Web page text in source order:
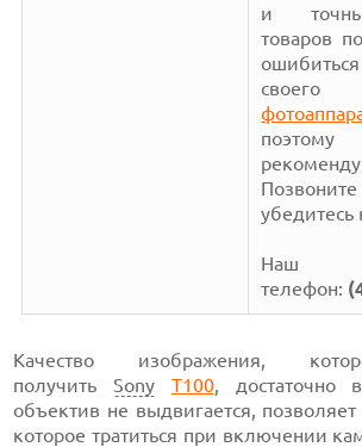
и
товаров
поэтому
убедитесь
Наш
телефон:
Качество изображения,
получить Sony T100, достаточно
объектив не выдвигается, позволяет
которое тратиться при включении